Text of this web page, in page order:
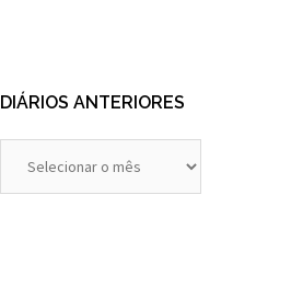
DIÁRIOS ANTERIORES
Anteriores